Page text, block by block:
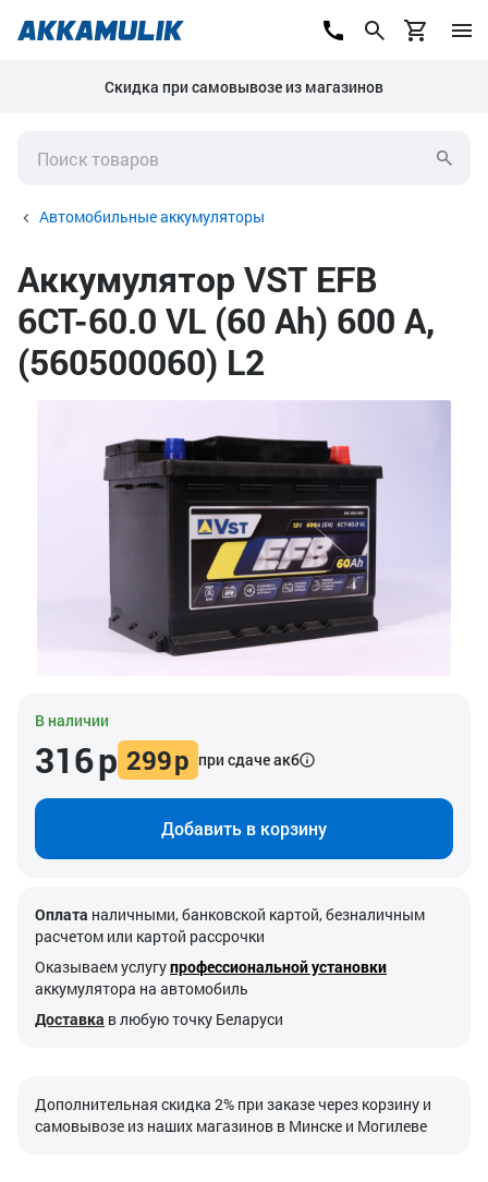
Скидка при самовывозе из магазинов
Автомобильные аккумуляторы
Аккумулятор VST EFB
6СТ-60.0 VL (60 Ah) 600 А,
(560500060) L2
В наличии
316р 299р при сдаче акб
Добавить в корзину
Оплата наличными, банковской картой, безналичным
расчетом или картой рассрочки
Оказываем услугупрофессиональной установки
аккумулятора на автомобиль
Доставка в любую точку Беларуси
Дополнительная скидка 2% при заказе через корзину и
самовывозе из наших магазинов в Минске и Могилеве